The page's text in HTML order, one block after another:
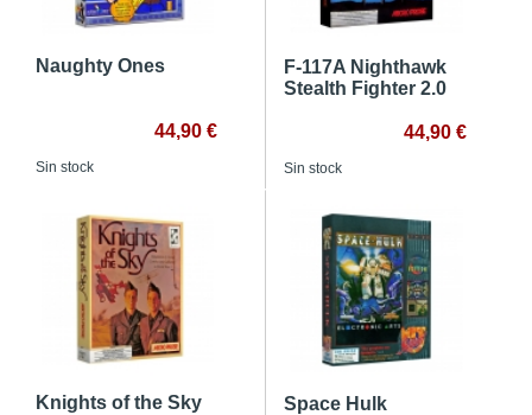
Naughty Ones
44,90 €
Sin stock
F-117A Nighthawk
Stealth Fighter 2.0
44,90 €
Sin stock
Knights of the Sky Space Hulk